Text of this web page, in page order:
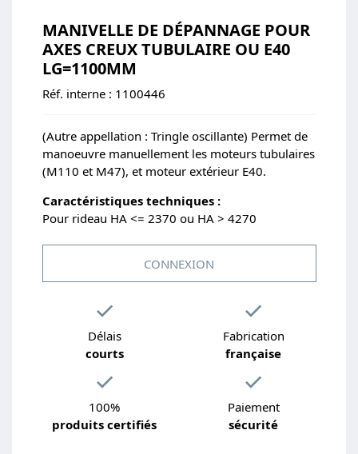
MANIVELLE DE DÉPANNAGE POUR
AXES CREUX TUBULAIRE OU E40
LG=1100MM
Réf. interne : 1100446
(Autre appellation : Tringle oscillante) Permet de
manoeuvre manuellement les moteurs tubulaires
(M110 et M47), et moteur extérieur E40.
Caractéristiques techniques :
Pour rideau HA <= 2370 ou HA > 4270
CONNEXION
Délais
courts
Fabrication
française
100%
produits certifiés
Paiement
sécurité